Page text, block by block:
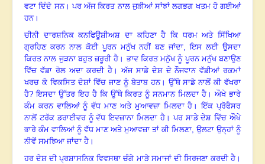
ਵਟਾ ਦਿੰਦੇ ਸਨ। ਪਰ ਅੱਜ ਕਿਰਤ ਨਾਲ ਜੁੜੀਆਂ ਸਾਂਝਾਂ ਲਗਭਗ ਖਤਮ ਹੋ ਗਈਆਂ
ਹਨ।
ਚੀਨੀ ਦਾਰਸ਼ਨਿਕ ਕਨਫਿਊਸ਼ੀਅਸ਼ ਦਾ ਕਹਿਣਾ ਹੈ ਕਿ ਧਰਮ ਅਤੇ ਸਿੱਖਿਆ
ਗ੍ਰਹਿਣ ਕਰਨ ਨਾਲ ਕੋਈ ਪੂਰਨ ਮਨੁੱਖ ਨਹੀਂ ਬਣ ਜਾਂਦਾ,ਇਸ ਲਈ ਉਸਦਾ
ਕਿਰਤ ਨਾਲ ਜੁੜਨਾ ਬਹੁਤ ਜ਼ਰੂਰੀ ਹੈ । ਭਾਵ ਕਿਰਤ ਮਨੁੱਖ ਨੂੰ ਪੂਰਨ ਮਨੁੱਖ ਬਣਾਉਣ
ਵਿੱਚ ਵੱਡਾ ਰੋਲ ਅਦਾ ਕਰਦੀ ਹੈ ।ਅੱਜ ਸਾਡੇ ਦੇਸ਼ ਦੇ ਨੌਜਵਾਨ ਵੱਡੀਆਂ ਰਕਮਾਂ
ਖਰਚ ਕੇ ਵਿਕਸਿਤ ਦੇਸ਼ਾਂ ਵਿੱਚ ਜਾਣ ਨੂੰ ਬੇਤਾਬ ਹਨ। ਉੱਥੇ ਸਾਡੇ ਨਾਲੋਂ ਕੀ ਵੱਖਰਾ
ਹੈ?ਇਸਦਾ ਉੱਤਰ ਇਹ ਹੈ ਕਿ ਉੱਥੇ ਕਿਰਤ ਨੂੰ ਸਨਮਾਨ ਮਿਲਦਾ ਹੈ ।ਔਖੇ ਭਾਰੇ
ਕੰਮ ਕਰਨ ਵਾਲਿਆਂ ਨੂੰ ਵੱਧ ਮਾਣ ਅਤੇ ਮੁਆਵਜ਼ਾ ਮਿਲਦਾ ਹੈ ।ਇੱਕ ਪ੍ਰੋਫੈਸਰ
ਨਾਲੋਂ ਟਰੱਕ ਡਰਾਈਵਰ ਨੂੰ ਵੱਧ ਇਵਜ਼ਾਨਾ ਮਿਲਦਾ ਹੈ। ਪਰ ਸਾਡੇ ਦੇਸ਼ ਵਿੱਚ ਔਖੇ
ਭਾਰੇ ਕੰਮ ਵਾਲਿਆਂ ਨੂੰ ਵੱਧ ਮਾਣ ਅਤੇ ਮੁਆਵਜ਼ਾ ਤਾਂ ਕੀ ਮਿਲਣਾ, ਉਲਟਾ ਉਨ੍ਹਾਂ ਨੂੰ
ਨੀਵੇਂ ਸਮਝਿਆ ਜਾਂਦਾ ਹੈ ।
ਹਰ ਦੇਸ਼ ਦੀ ਪ੍ਰਸ਼ਾਸਨਿਕ ਵਿਵਸਥਾ ਚੰਗੇ ਮਾੜੇ ਸਮਾਜਾਂ ਦੀ ਸਿਰਜਣਾ ਕਰਦੀ ਹੈ ।